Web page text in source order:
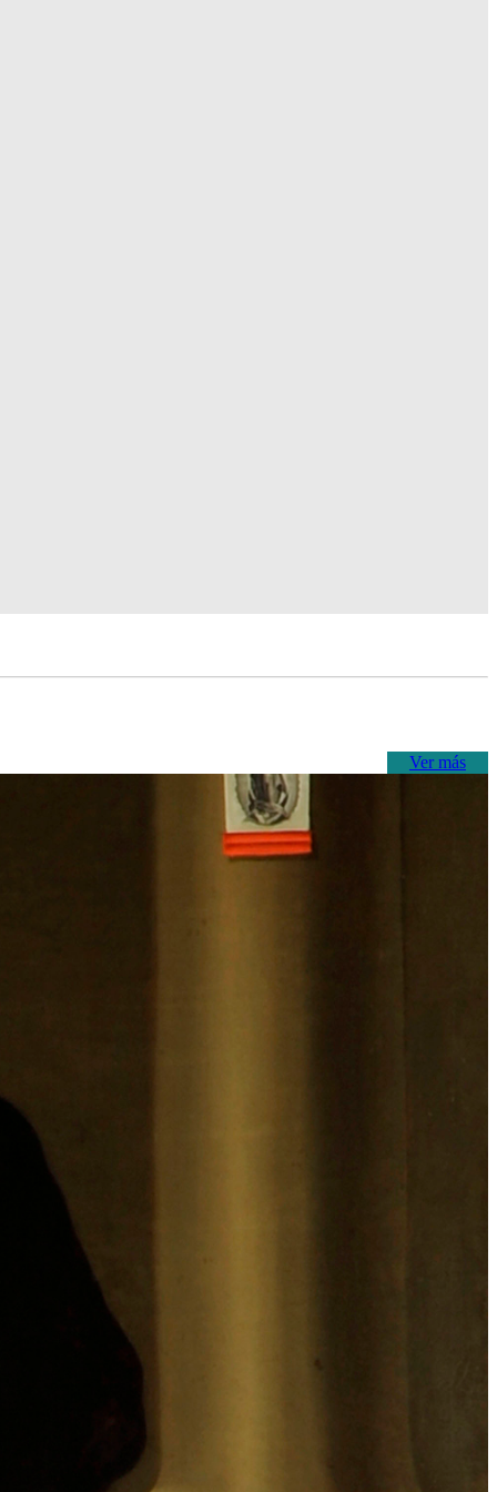
Ver más